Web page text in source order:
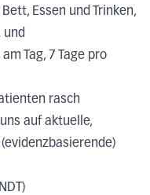
Essen und Trinken,
und
Tag, 7 Tage pro
rasch
auf aktuelle,